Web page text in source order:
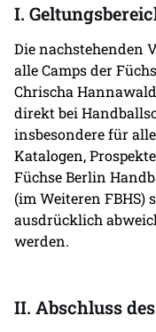
I.
Die nachstehenden
alle Camps der
Chrischa
direkt bei
insbesondere für
Katalogen,
Füchse Berlin
(im Weiteren
ausdrücklich
werden.
II. Abschluss